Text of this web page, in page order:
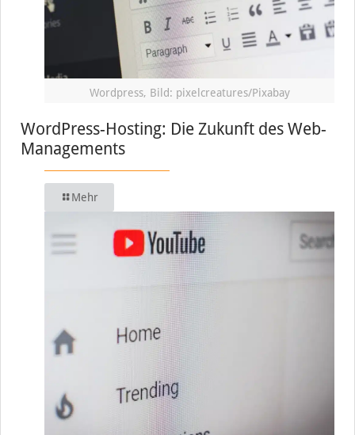
Wordpress, Bild: pixelcreatures/Pixabay
WordPress-Hosting: Die Zukunft des Web-
Managements
Mehr